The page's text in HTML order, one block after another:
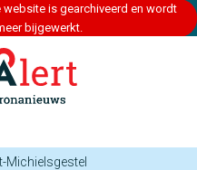
website is gearchiveerd en wordt
bijgewerkt.
Michielsgestel